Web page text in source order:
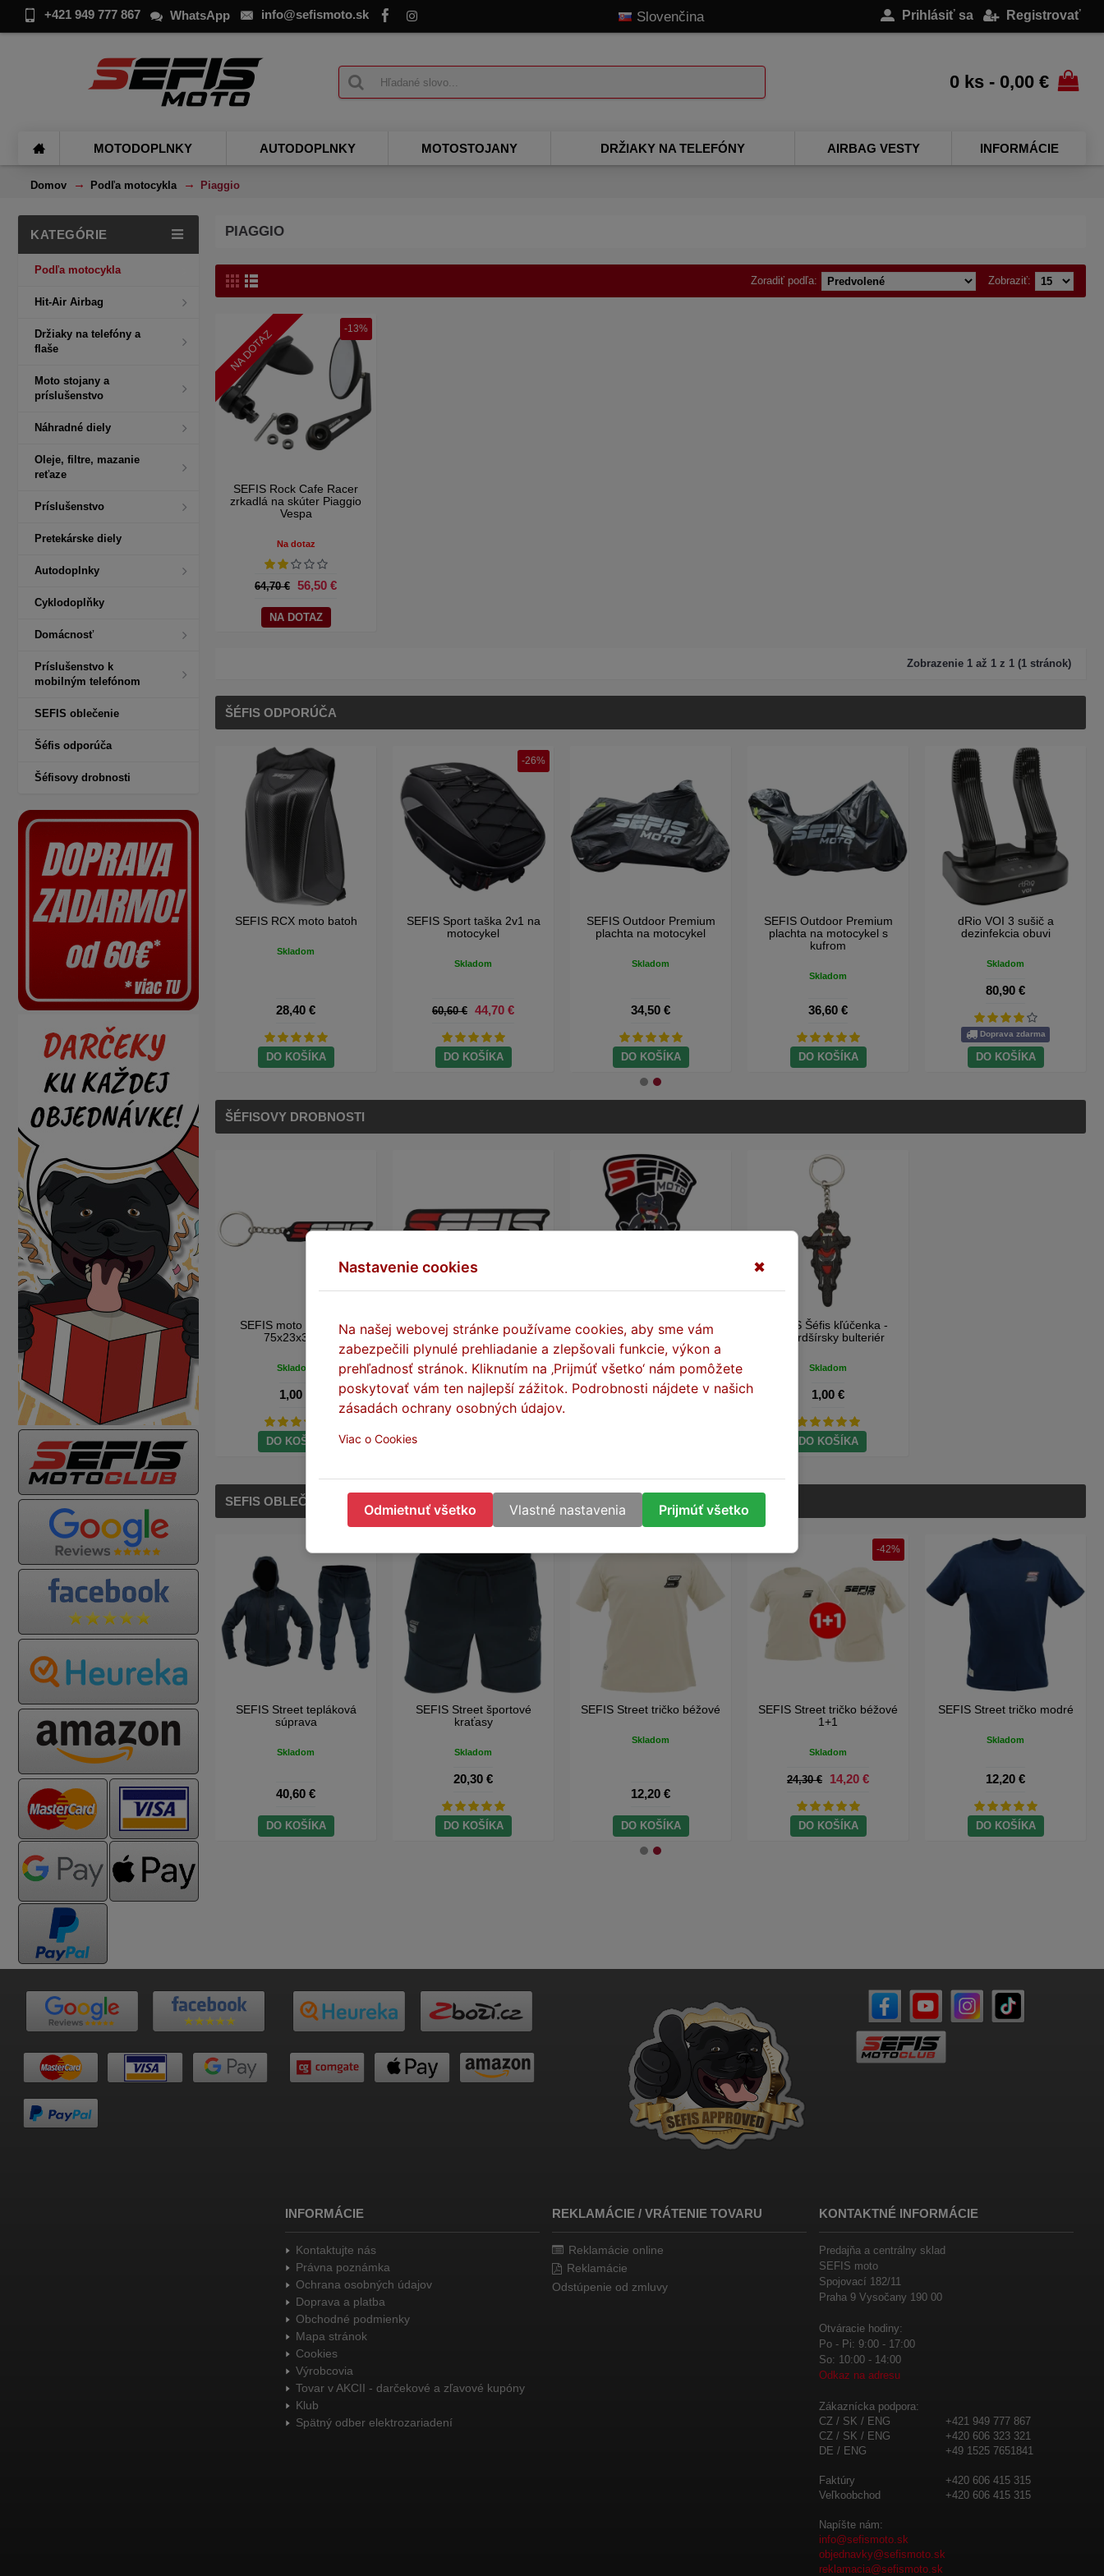
+421 949 777 867 WhatsApp info@sefismoto.sk Slovenčina Prihlásiť sa Registrovať
0 ks - 0,00 €
MOTODOPLNKY AUTODOPLNKY MOTOSTOJANY DRŽIAKY NA TELEFÓNY AIRBAG VESTY INFORMÁCIE
Domov Podľa motocykla Piaggio
KATEGÓRIE
Podľa motocykla
Hit-Air Airbag
Držiaky na telefóny a
flaše
Moto stojany a
príslušenstvo
Náhradné diely
Oleje, filtre, mazanie
reťaze
Príslušenstvo
Pretekárske diely
Autodoplnky
Cyklodoplňky
Domácnosť
Príslušenstvo k
mobilným telefónom
SEFIS oblečenie
Šéfis odporúča
Šéfisovy drobnosti
PIAGGIO
Zobraziť:
Zoradiť podľa:
-13%
NA DOTAZ
SEFIS Rock Cafe Racer
zrkadlá na skúter Piaggio
Vespa
Na dotaz
64,70 € 56,50 €
NA DOTAZ
Zobrazenie 1 až 1 z 1 (1 stránok)
ŠÉFIS ODPORÚČA
SEFIS Basic moto zámok s
Skladom
24,40 €
DO KOŠÍKA
SEFIS kombinačný zámok s
28,40 €
DO KOŠÍKA
SEFIS RCX moto batoh
28,40 €
DO KOŠÍKA
SEFIS Sport taška 2v1 na
motocykel
Skladom
60,60 € 44,70 €
DO KOŠÍKA
SEFIS Outdoor Premium
plachta na motocykel
34,50 €
DO KOŠÍKA
SEFIS Outdoor Premium
plachta na motocykel s
36,60 €
DO KOŠÍKA
ŠÉFISOVY DROBNOSTI
SEFIS moto kľúčenka
75x23x3mm
Skladom
1,00 €
DO KOŠÍKA
SEFIS samolepka
100x32mm
Skladom
0,20 €
SEFIS samolepka 95x60mm
Skladom
0,20 €
SEFIS Šéfis kľúčenka -
stafordšírsky bulteriér
Skladom
1,00 €
DO KOŠÍKA
SEFIS OBLEČENIE
SEFIS Snapback šiltovka
Skladom
8,10 €
DO KOŠÍKA
SEFIS Street tepláková
súprava
Skladom
40,60 €
DO KOŠÍKA
SEFIS Street športové
kraťasy
Skladom
20,30 €
DO KOŠÍKA
SEFIS Street tričko béžové
Skladom
12,20 €
DO KOŠÍKA
-42%
SEFIS Street tričko béžové
1+1
Skladom
24,30 € 14,20 €
DO KOŠÍKA
SEFIS Street tričko modré
Skladom
12,20 €
DO KOŠÍKA
INFORMÁCIE
Kontaktujte nás
Právna poznámka
Ochrana osobných údajov
Doprava a platba
Obchodné podmienky
Mapa stránok
Cookies
Výrobcovia
Tovar v AKCII - darčekové a zľavové kupóny
Klub
Spätný odber elektrozariadení
REKLAMÁCIE / VRÁTENIE TOVARU
Reklamácie online
Reklamácie
Odstúpenie od zmluvy
KONTAKTNÉ INFORMÁCIE
Predajňa a centrálny sklad
SEFIS moto
Spojovací 182/11
Praha 9 Vysočany 190 00
Otváracie hodiny:
Po - Pi: 9:00 - 17:00
So: 10:00 - 14:00
Odkaz na adresu
Zákaznícka podpora:
CZ / SK / ENG
+421 949 777 867
CZ / SK / ENG
+420 606 323 321
DE / ENG
+49 1525 7651841
Faktúry
+420 606 415 315
Veľkoobchod
+420 606 415 315
Napíšte nám:
info@sefismoto.sk
objednavky@sefismoto.sk
reklamacia@sefismoto.sk
Nastavenie cookies ✖
Na našej webovej stránke používame cookies, aby sme vám
zabezpečili plynulé prehliadanie a zlepšovali funkcie, výkon a
prehľadnosť stránok. Kliknutím na ‚Prijmúť všetko‘ nám pomôžete
poskytovať vám ten najlepší zážitok. Podrobnosti nájdete v našich
zásadách ochrany osobných údajov.
Viac o Cookies
Odmietnuť všetko Vlastné nastavenia Prijmúť všetko